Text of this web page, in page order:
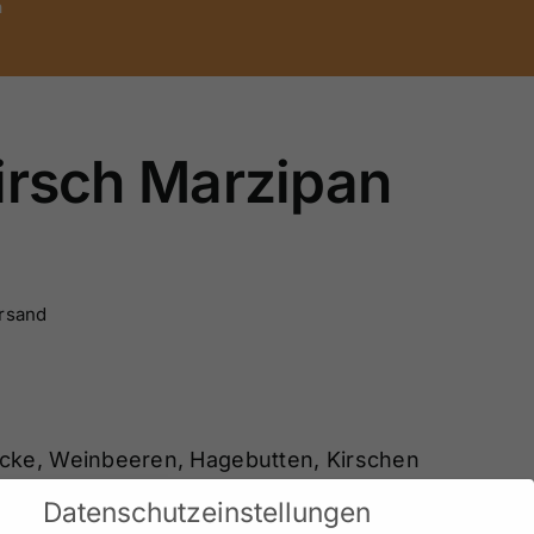
Marzipan
Weinbeeren, Hagebutten, Kirschen
Datenschutzeinstellungen